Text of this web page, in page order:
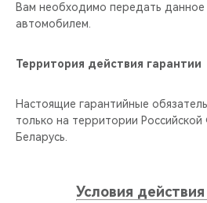
Вам необходимо передать данное
автомобилем.
Территория действия гарантии
Настоящие гарантийные
только на территории
Беларусь.
Условия